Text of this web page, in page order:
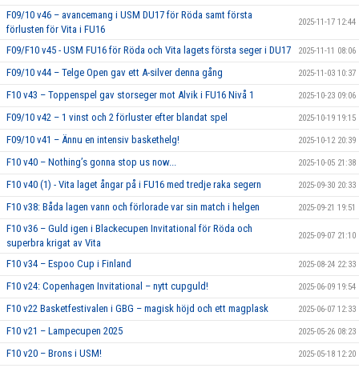
F09/10 v46 – avancemang i USM DU17 för Röda samt första
förlusten för Vita i FU16
2025-11-17 12:44
F09/F10 v45 - USM FU16 för Röda och Vita lagets första seger i DU17 2025-11-11 08:06
F09/10 v44 – Telge Open gav ett A-silver denna gång 2025-11-03 10:37
F10 v43 – Toppenspel gav storseger mot Alvik i FU16 Nivå 1 2025-10-23 09:06
F09/10 v42 – 1 vinst och 2 förluster efter blandat spel 2025-10-19 19:15
F09/10 v41 – Ännu en intensiv baskethelg! 2025-10-12 20:39
F10 v40 – Nothing’s gonna stop us now... 2025-10-05 21:38
F10 v40 (1) - Vita laget ångar på i FU16 med tredje raka segern 2025-09-30 20:33
F10 v38: Båda lagen vann och förlorade var sin match i helgen 2025-09-21 19:51
F10 v36 – Guld igen i Blackecupen Invitational för Röda och
superbra krigat av Vita
2025-09-07 21:10
F10 v34 – Espoo Cup i Finland 2025-08-24 22:33
F10 v24: Copenhagen Invitational – nytt cupguld! 2025-06-09 19:54
F10 v22 Basketfestivalen i GBG – magisk höjd och ett magplask 2025-06-07 12:33
F10 v21 – Lampecupen 2025 2025-05-26 08:23
F10 v20 – Brons i USM! 2025-05-18 12:20